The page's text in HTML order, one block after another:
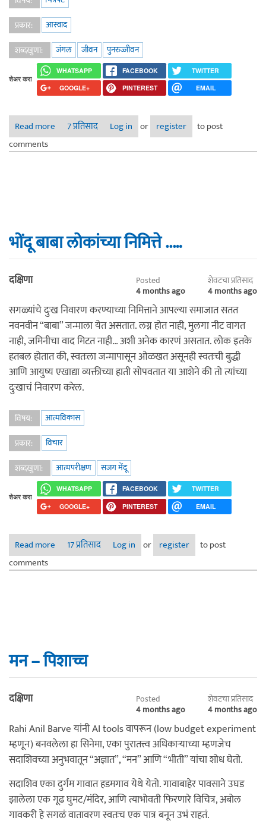
प्रकार:
आस्वाद
शब्दखुणा:
जंगल जीवन पुनरुज्जीवन
शेअर करा
WHATSAPP FACEBOOK
TWITTER
GOOGLE+
PINTEREST EMAIL
Read more
about 'वन-विदिशा' : संरक्षण, नाश, पुनरुज्जीवन - Full Film
Experiment by Rahi Anil Barve
7 प्रतिसाद Log in or register
to post
comments
भोंदू बाबा लोकांच्या निमित्ते ..…
दक्षिणा Posted
4 months ago
शेवटचा प्रतिसाद
4 months ago
सगळ्यांचे दुःख निवारण करण्याच्या निमित्ताने आपल्या समाजात सतत
नवनवीन “बाबा” जन्माला येत असतात. लग्न होत नाही, मुलगा नीट वागत
नाही, जमिनीचा वाद मिटत नाही… अशी अनेक कारणं असतात. लोक इतके
हतबल होतात की, स्वतःला जन्मापासून ओळखत असूनही स्वतःची बुद्धी
आणि आयुष्य एखाद्या व्यक्तीच्या हाती सोपवतात या आशेने की तो त्यांच्या
दुःखाचं निवारण करेल.
विषय:
आत्मविकास
प्रकार:
विचार
शब्दखुणा:
आत्मपरीक्षण सजग मेंदू
शेअर करा
WHATSAPP FACEBOOK
TWITTER
GOOGLE+
PINTEREST EMAIL
Read more about भोंदू बाबा लोकांच्या निमित्ते ..…
17 प्रतिसाद Log in or register
to post
comments
मन – पिशाच्च
दक्षिणा Posted
4 months ago
शेवटचा प्रतिसाद
4 months ago
Rahi Anil Barve यांनी AI tools वापरून (low budget experiment
म्हणून) बनवलेला हा सिनेमा, एका पुरातत्त्व अधिकाऱ्याच्या म्हणजेच
सदाशिवच्या अनुभवातून “अज्ञात”, “मन” आणि “भीती” यांचा शोध घेतो.
सदाशिव एका दुर्गम गावात हडमगाव येथे येतो. गावाबाहेर पावसाने उघड
झालेला एक गूढ घुमट/मंदिर, आणि त्याभोवती फिरणारे विचित्र, अबोल
गावकरी हे सगळं वातावरण स्वतःच एक पात्र बनून उभं राहतं.